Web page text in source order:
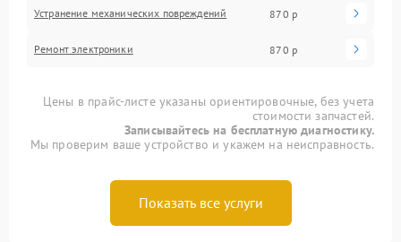
Устранение механических повреждений 870 р
Ремонт электроники 870 р
Цены в прайс-листе указаны ориентировочные, без учета
стоимости запчастей.
Записывайтесь на бесплатную диагностику.
Мы проверим ваше устройство и укажем на неисправность.
Показать все услуги